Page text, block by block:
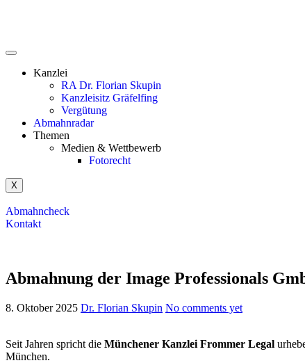
Kanzlei
RA Dr. Florian Skupin
Kanzleisitz Gräfelfing
Vergütung
Abmahnradar
Themen
Medien & Wettbewerb
Fotorecht
X
Abmahncheck
Kontakt
Abmahnung der Image Professionals
8. Oktober 2025 Dr. Florian Skupin No comments yet
Seit Jahren spricht die Münchener Kanzlei Frommer Legal
München.